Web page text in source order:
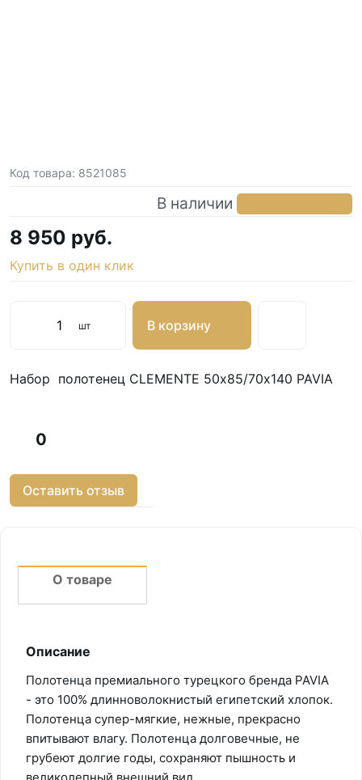
Код товара: 8521085
В наличии
8 950 руб.
Купить в один клик
шт В корзину
Набор полотенец CLEMENTE 50х85/70х140 PAVIA
0
Оставить отзыв
О товаре
Описание
Полотенца премиального турецкого бренда PAVIA
- это 100% длинноволокнистый египетский хлопок.
Полотенца супер-мягкие, нежные, прекрасно
впитывают влагу. Полотенца долговечные, не
грубеют долгие годы, сохраняют пышность и